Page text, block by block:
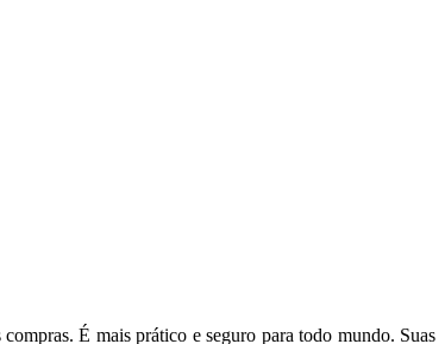
É mais prático e seguro para todo mundo. Suas